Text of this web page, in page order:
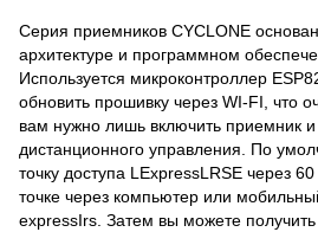
Серия приемников CYCLONE
архитектуре и программном
Используется микроконтроллер
обновить прошивку через WI-FI, что
вам нужно лишь включить приемник и
дистанционного управления. По
точку доступа LExpressLRSE через
точке через компьютер или
expressIrs. Затем вы можете